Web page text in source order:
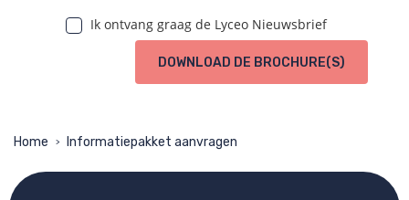
Ik ontvang graag de Lyceo Nieuwsbrief
DOWNLOAD DE BROCHURE(S)
Home > Informatiepakket aanvragen